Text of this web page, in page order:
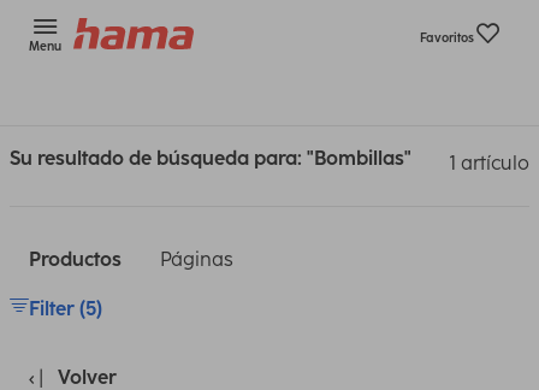
Menu
Favoritos
Su resultado de búsqueda para: "Bombillas" 1 artículo
Productos Páginas
Filter (5)
Volver